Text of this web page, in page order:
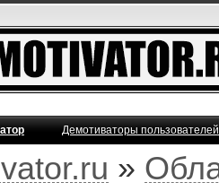
Демотиваторы
»